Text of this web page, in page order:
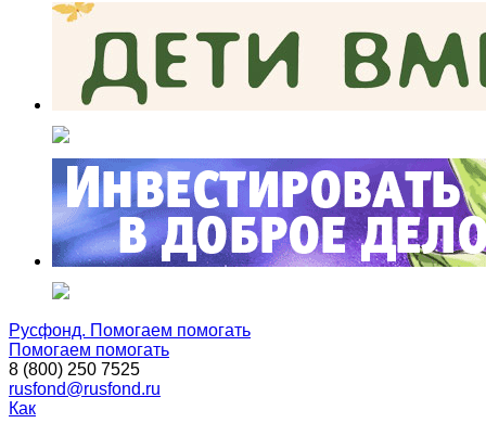
Русфонд. Помогаем помогать
Помогаем помогать
8 (800) 250 7525
rusfond@rusfond.ru
Как